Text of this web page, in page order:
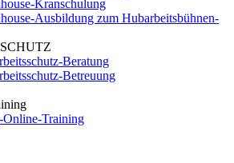
Kranschulung
Ausbildung zum Hubarbeitsbühnen-
Beratung
Betreuung
Online-Training